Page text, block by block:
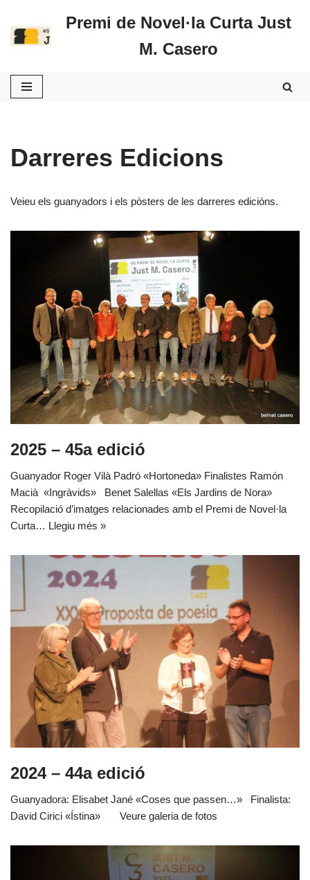
Vés
Premi de Novel·la Curta Just
M. Casero
Darreres Edicions
Veieu els guanyadors i els pòsters de les darreres edicións.
2025 – 45a edició
Guanyador Roger Vilà Padró «Hortoneda» Finalistes Ramón
Macià «Ingràvids» Benet Salellas «Els Jardins de Nora»
Recopilació d’imatges relacionades amb el Premi de Novel·la
Curta… Llegiu més »
2024 – 44a edició
Guanyadora: Elisabet Jané «Coses que passen…» Finalista:
David Cirici «Ístina» Veure galeria de fotos